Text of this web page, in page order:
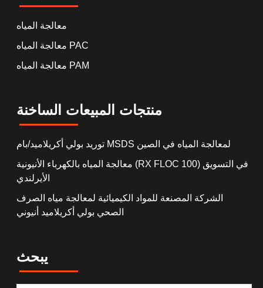
معالجة المياه
معالجة المياه PAC
معالجة المياه PAM
منتجات المبيعات الساخنة
توريد بولي أكريلاميد/بام MSDS لمعالجة المياه في الصين
معالجة المياه بالكهرباء الأنيونية (RX FLOC 100) في التسويق
الأيرلندي
الشركة المصنعة للمواد الكيميائية لمعالجة مياه الصرف
الصحي بولي أكريلاميد أنيوني
يبحث